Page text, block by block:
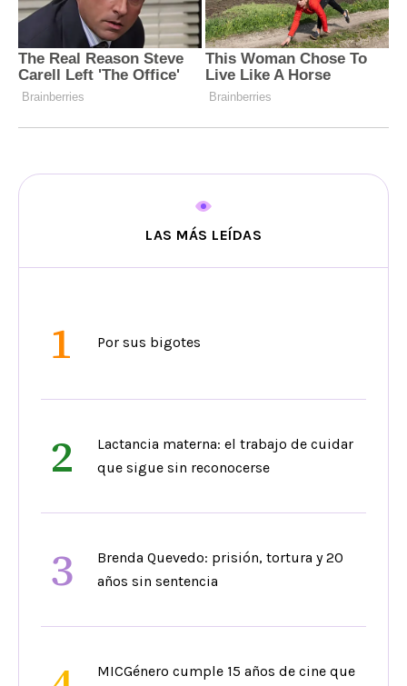
LAS MÁS LEÍDAS
1 Por sus bigotes
2
Lactancia materna: el trabajo de cuidar
que sigue sin reconocerse
3
Brenda Quevedo: prisión, tortura y 20
años sin sentencia
MICGénero cumple 15 años de cine que